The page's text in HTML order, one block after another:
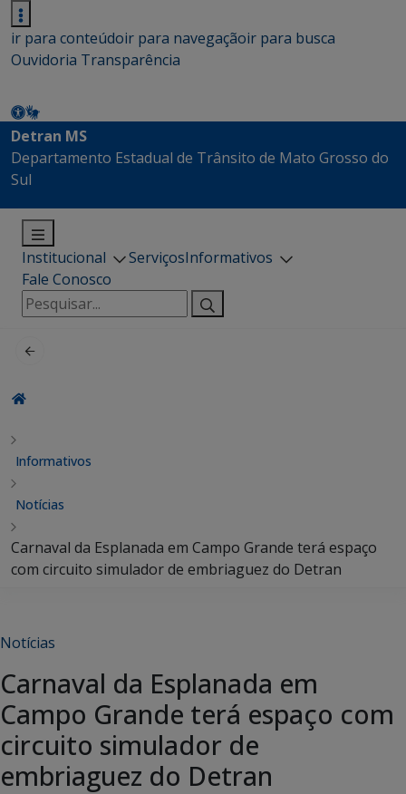
ir para conteúdoir para navegaçãoir para busca
Ouvidoria Transparência
Detran MS
Departamento Estadual de Trânsito de Mato Grosso do
Sul
Institucional ServiçosInformativos
Fale Conosco
Pesquisar
por:
Informativos
Notícias
Carnaval da Esplanada em Campo Grande terá espaço
com circuito simulador de embriaguez do Detran
Notícias
Carnaval da Esplanada em
Campo Grande terá espaço com
circuito simulador de
embriaguez do Detran